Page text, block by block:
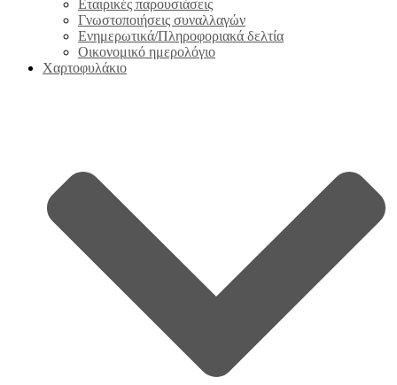
Εταιρικές παρουσιάσεις
Γνωστοποιήσεις συναλλαγών
Ενημερωτικά/Πληροφοριακά δελτία
Οικονομικό ημερολόγιο
Χαρτοφυλάκιο